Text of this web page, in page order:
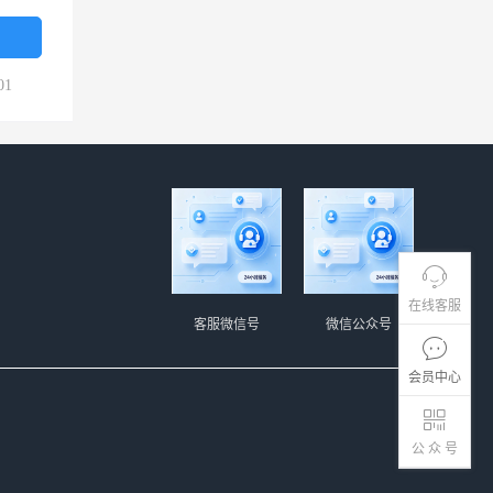
在线客服
会员中心
公 众 号
微信公众号
客服微信号